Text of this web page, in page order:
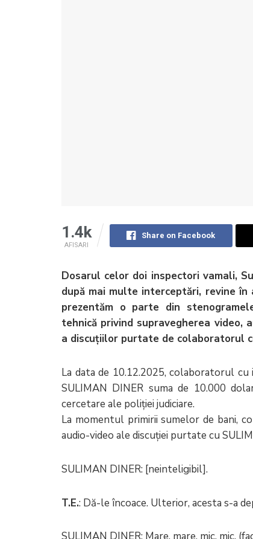
1.4k
AFISARI
Share on Facebook
Dosarul celor doi inspectori vamali,
după mai multe interceptări, revine
prezentăm o parte din
tehnică privind supravegherea
a discuțiilor purtate de colaboratorul
La data de 10.12.2025, colaboratorul
SULIMAN DINER suma de 10.000
cercetare ale poliției judiciare.
La momentul primirii sumelor de bani,
audio-video ale discuției purtate cu
SULIMAN DINER: [neinteligibil].
T.E.: Dă-le încoace. Ulterior, acesta s-a